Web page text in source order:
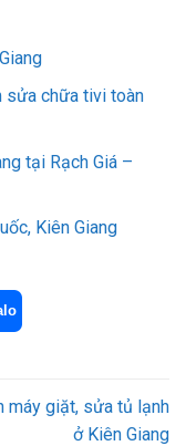
sửa chữa tivi toàn
tại Rạch Giá –
Kiên Giang
máy giặt, sửa tủ lạnh
ở Kiên Giang